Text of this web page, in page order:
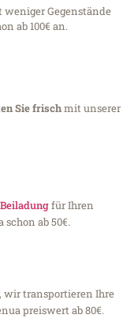
weniger Gegenstände
ab 100€ an.
Sie frischmit unserer
Beiladungfür Ihren
ab 50€.
wir transportieren Ihre
preiswert ab 80€.